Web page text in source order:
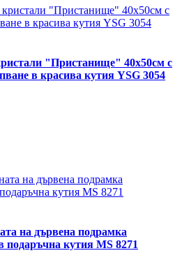
"Пристанище" 40х50см с
в красива кутия YSG 3054
на дървена подрамка
кутия MS 8271